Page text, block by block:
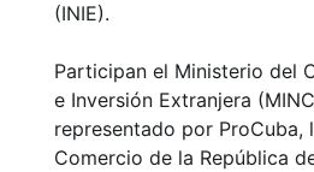
(INIE).
Participan el Ministerio del
e Inversión Extranjera
representado por ProCuba,
Comercio de la República